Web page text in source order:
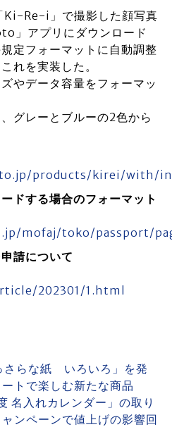
Ki-Re-i」で撮影した顔写真
」アプリにダウンロード
定フォーマットに自動調整
れを実装した。
やデータ容量をフォーマッ
グレーとブルーの2色から
products/kirei/with/
ドする場合のフォーマット
mofaj/toko/passport/
請について
202301/1.html
らな紙 いろいろ」を発
トで楽しむ新たな商品
入れカレンダー」の取り
ンペーンで値上げの影響回